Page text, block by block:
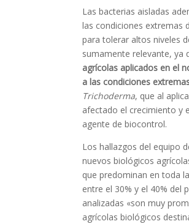
Las bacterias aisladas
las condiciones extremas
para tolerar altos niveles
sumamente relevante,
agrícolas aplicados en el
a las condiciones
Trichoderma, que al
afectado el crecimiento y
agente de biocontrol.
Los hallazgos del equipo
nuevos biológicos
que predominan en toda
entre el 30% y el 40% del
analizadas «son muy
agrícolas biológicos